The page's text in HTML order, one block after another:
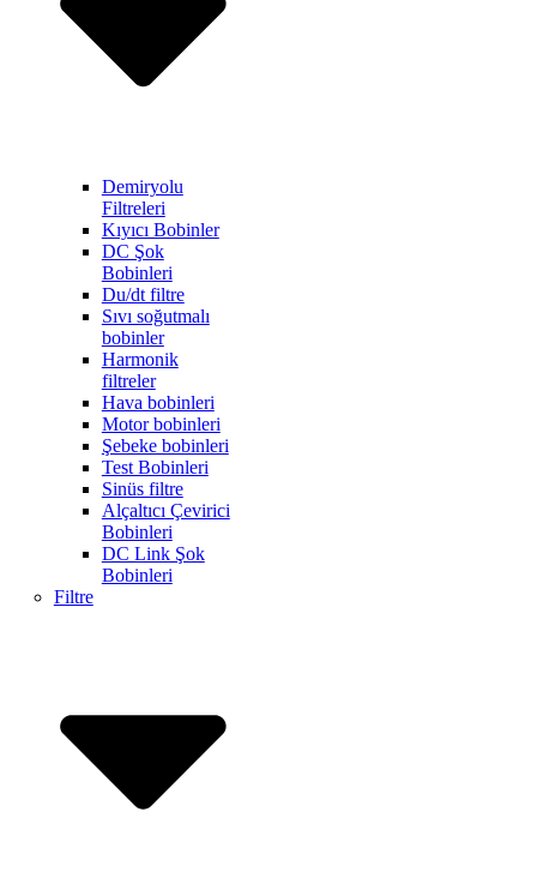
Demiryolu
Filtreleri
Kıyıcı Bobinler
DC Şok
Bobinleri
Du/dt filtre
Sıvı soğutmalı
bobinler
Harmonik
filtreler
Hava bobinleri
Motor bobinleri
Şebeke bobinleri
Test Bobinleri
Sinüs filtre
Alçaltıcı Çevirici
Bobinleri
DC Link Şok
Bobinleri
Filtre